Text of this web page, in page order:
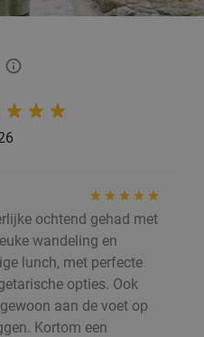
info_outlined
ochtend gehad met
wandeling en
lunch, met perfecte
opties. Ook
aan de voet op
Kortom een